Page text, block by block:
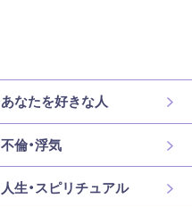
あなたを好きな人
不倫・浮気
人生・スピリチュアル